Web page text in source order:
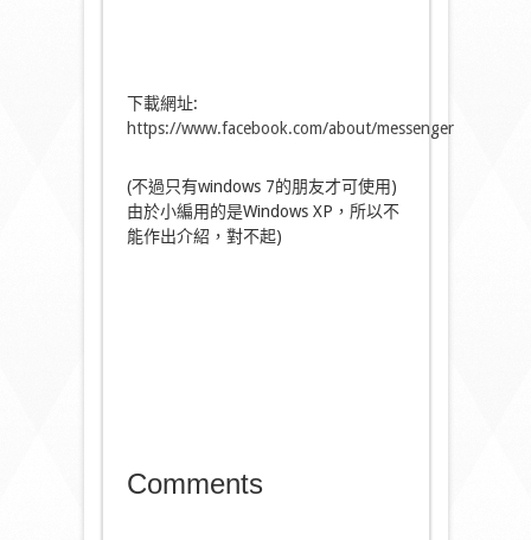
下載網址:
https://www.facebook.com/about/messenger
(不過只有windows 7的朋友才可使用)
由於小編用的是Windows XP，所以不
能作出介紹，對不起)
Comments